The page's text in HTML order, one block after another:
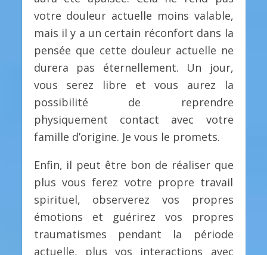
votre douleur actuelle moins valable,
mais il y a un certain réconfort dans la
pensée que cette douleur actuelle ne
durera pas éternellement. Un jour,
vous serez libre et vous aurez la
possibilité de reprendre
physiquement contact avec votre
famille d’origine. Je vous le promets.
Enfin, il peut être bon de réaliser que
plus vous ferez votre propre travail
spirituel, observerez vos propres
émotions et guérirez vos propres
traumatismes pendant la période
actuelle, plus vos interactions avec